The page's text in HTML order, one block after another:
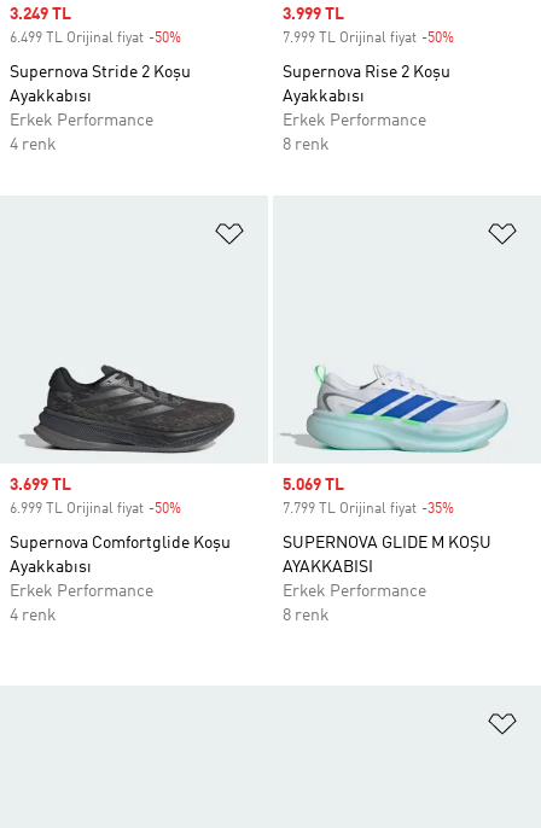
Sale price
3.249 TL
6.499 TL Orijinal fiyat -50%
Supernova Stride 2 Koşu
Ayakkabısı
Erkek Performance
4 renk
Sale price
3.999 TL
7.999 TL Orijinal fiyat -50%
Supernova Rise 2 Koşu
Ayakkabısı
Erkek Performance
8 renk
Sale price
3.699 TL
6.999 TL Orijinal fiyat -50%
Supernova Comfortglide Koşu
Ayakkabısı
Erkek Performance
4 renk
Sale price
5.069 TL
7.799 TL Orijinal fiyat -35%
SUPERNOVA GLIDE M KOŞU
AYAKKABISI
Erkek Performance
8 renk